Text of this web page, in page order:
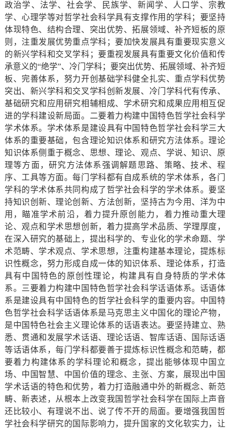
政治学、法学、社会学、民族学、新闻学、人口学、宗教
学、心理学等对哲学社会科学具有支撑作用的学科；要坚持
体现特色、结构合理、突出优势、拓展领域、补齐短板的原
则，注重发展优势重点学科；要加快发展具有重要现实意义
的新兴学科和交叉学科；要重视发展具有重要文化价值和传
承意义的“绝学”、冷门学科；要突出优势、拓展领域、补齐短
板、完善体系，努力开创基础学科健全扎实、重点学科优势
突出、新兴学科和交叉学科创新发展、冷门学科代有传承、
基础研究和应用研究相辅相成、学术研究和成果应用相互促
进的学科建设新局面。二要着力构建中国特色哲学社会科学
学术体系。学术体系是建设具有中国特色哲学社会科学三大
体系的重要基础，包含理论知识体系和研究方法体系。理论
知识体系侧重于概念、思想、理论、观点、学说、知识、原
理等方面，研究方法体系强调解题思路、策略、技术、程
序、工具等方面。每门学科都有自成系统的学术体系，各门
学科的学术体系共同构成了哲学社会科学的学术体系。要坚
持知识创新、理论创新、方法创新，坚持古为今用、洋为中
用，瞄准学术前沿，着力提升原创能力，着力推动重大理
论、观点和学术思想创新，着力提高学术品质、学理厚度，
在深入研究的基础上，提出科学的、专业化的学术命题、学
术范畴、学术观点、学术思想，注重构建基本理论，提炼标
识性概念，努力形成自成一体的知识体系、理论体系，打造
具有中国特色的原创性理论，构建具有自身特质的学术体
系。三要着力构建中国特色哲学社会科学话语体系。话语体
系是建设具有中国特色的哲学社会科学的重要内容。中国特
色哲学社会科学话语体系是马克思主义中国化的理论产物，
是中国特色社会主义理论体系的话语表达。要坚持建立、熟
悉、贯通和发展学术话语、理论话语、智库话语、国际话语
等话语体系，每门学科都要善于提炼标识性概念和范畴，都
要着力构建体系的学科理论和概念，提出能够体现中国立
场、中国智慧、中国价值的理念、主张、方案，展现出中国
学术话语的特色和优势，着力打造融通中外的新概念、新范
畴、新表述，从根本上改变我国哲学社会科学在国际上声音
还比较小、有理说不出、说了传不开的局面。要增强我国哲
学社会科学研究的国际影响力，提升国家的文化软实力，让